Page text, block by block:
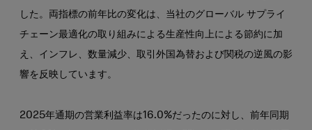
した。両指標の前年比の変化は、当社のグローバル サプライ
チェーン最適化の取り組みによる生産性向上による節約に加
え、インフレ、数量減少、取引外国為替および関税の逆風の影
響を反映しています。
2025年通期の営業利益率は16.0%だったのに対し、前年同期